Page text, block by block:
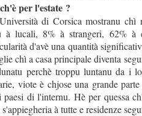
per l'estate ?
di Corsica mostranu chì
à lucali, 8% à strangeri, 62% à
d'avè una quantità
chì a casa principale diventa
perchè troppu luntanu da i
viote è chjose una grande
di l'internu. Hè per quessa
à tutte e residenze